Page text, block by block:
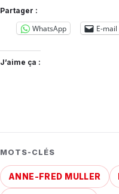
Partager :
WhatsApp E-mail
J’aime ça :
MOTS-CLÉS
ANNE-FRED MULLER